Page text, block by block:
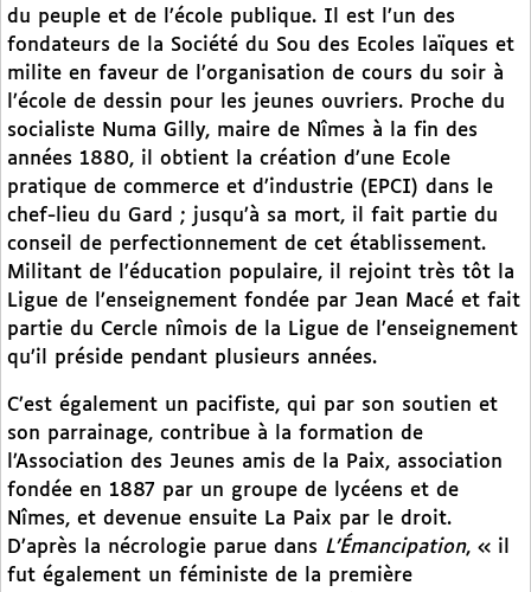
du peuple et de l’école publique. Il est l’un des
fondateurs de la Société du Sou des Ecoles laïques et
milite en faveur de l’organisation de cours du soir à
l’école de dessin pour les jeunes ouvriers. Proche du
socialiste Numa Gilly, maire de Nîmes à la fin des
années 1880, il obtient la création d’une Ecole
pratique de commerce et d’industrie (EPCI) dans le
chef-lieu du Gard ; jusqu’à sa mort, il fait partie du
conseil de perfectionnement de cet établissement.
Militant de l’éducation populaire, il rejoint très tôt la
Ligue de l’enseignement fondée par Jean Macé et fait
partie du Cercle nîmois de la Ligue de l’enseignement
qu’il préside pendant plusieurs années.
C’est également un pacifiste, qui par son soutien et
son parrainage, contribue à la formation de
l’Association des Jeunes amis de la Paix, association
fondée en 1887 par un groupe de lycéens et de
Nîmes, et devenue ensuite La Paix par le droit.
D’après la nécrologie parue dans L’Émancipation, « il
fut également un féministe de la première